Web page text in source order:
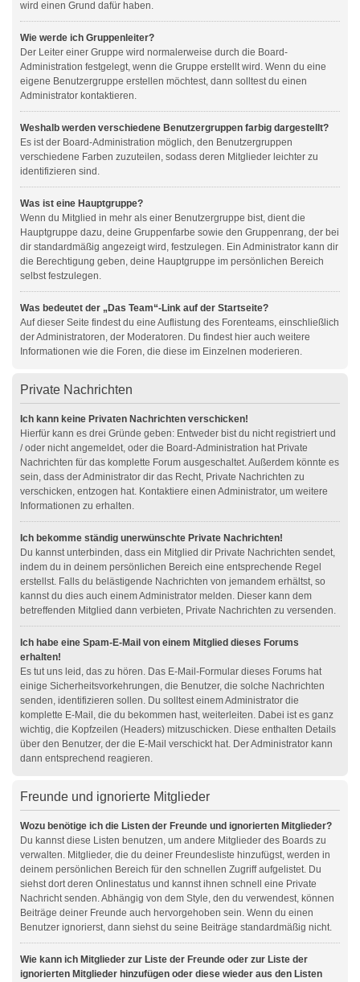
wird einen Grund dafür haben.
Wie werde ich Gruppenleiter?
Der Leiter einer Gruppe wird normalerweise durch die Board-
Administration festgelegt, wenn die Gruppe erstellt wird. Wenn du eine
eigene Benutzergruppe erstellen möchtest, dann solltest du einen
Administrator kontaktieren.
Weshalb werden verschiedene Benutzergruppen farbig dargestellt?
Es ist der Board-Administration möglich, den Benutzergruppen
verschiedene Farben zuzuteilen, sodass deren Mitglieder leichter zu
identifizieren sind.
Was ist eine Hauptgruppe?
Wenn du Mitglied in mehr als einer Benutzergruppe bist, dient die
Hauptgruppe dazu, deine Gruppenfarbe sowie den Gruppenrang, der bei
dir standardmäßig angezeigt wird, festzulegen. Ein Administrator kann dir
die Berechtigung geben, deine Hauptgruppe im persönlichen Bereich
selbst festzulegen.
Was bedeutet der „Das Team“-Link auf der Startseite?
Auf dieser Seite findest du eine Auflistung des Forenteams, einschließlich
der Administratoren, der Moderatoren. Du findest hier auch weitere
Informationen wie die Foren, die diese im Einzelnen moderieren.
Private Nachrichten
Ich kann keine Privaten Nachrichten verschicken!
Hierfür kann es drei Gründe geben: Entweder bist du nicht registriert und
/ oder nicht angemeldet, oder die Board-Administration hat Private
Nachrichten für das komplette Forum ausgeschaltet. Außerdem könnte es
sein, dass der Administrator dir das Recht, Private Nachrichten zu
verschicken, entzogen hat. Kontaktiere einen Administrator, um weitere
Informationen zu erhalten.
Ich bekomme ständig unerwünschte Private Nachrichten!
Du kannst unterbinden, dass ein Mitglied dir Private Nachrichten sendet,
indem du in deinem persönlichen Bereich eine entsprechende Regel
erstellst. Falls du belästigende Nachrichten von jemandem erhältst, so
kannst du dies auch einem Administrator melden. Dieser kann dem
betreffenden Mitglied dann verbieten, Private Nachrichten zu versenden.
Ich habe eine Spam-E-Mail von einem Mitglied dieses Forums
erhalten!
Es tut uns leid, das zu hören. Das E-Mail-Formular dieses Forums hat
einige Sicherheitsvorkehrungen, die Benutzer, die solche Nachrichten
senden, identifizieren sollen. Du solltest einem Administrator die
komplette E-Mail, die du bekommen hast, weiterleiten. Dabei ist es ganz
wichtig, die Kopfzeilen (Headers) mitzuschicken. Diese enthalten Details
über den Benutzer, der die E-Mail verschickt hat. Der Administrator kann
dann entsprechend reagieren.
Freunde und ignorierte Mitglieder
Wozu benötige ich die Listen der Freunde und ignorierten Mitglieder?
Du kannst diese Listen benutzen, um andere Mitglieder des Boards zu
verwalten. Mitglieder, die du deiner Freundesliste hinzufügst, werden in
deinem persönlichen Bereich für den schnellen Zugriff aufgelistet. Du
siehst dort deren Onlinestatus und kannst ihnen schnell eine Private
Nachricht senden. Abhängig von dem Style, den du verwendest, können
Beiträge deiner Freunde auch hervorgehoben sein. Wenn du einen
Benutzer ignorierst, dann siehst du seine Beiträge standardmäßig nicht.
Wie kann ich Mitglieder zur Liste der Freunde oder zur Liste der
ignorierten Mitglieder hinzufügen oder diese wieder aus den Listen